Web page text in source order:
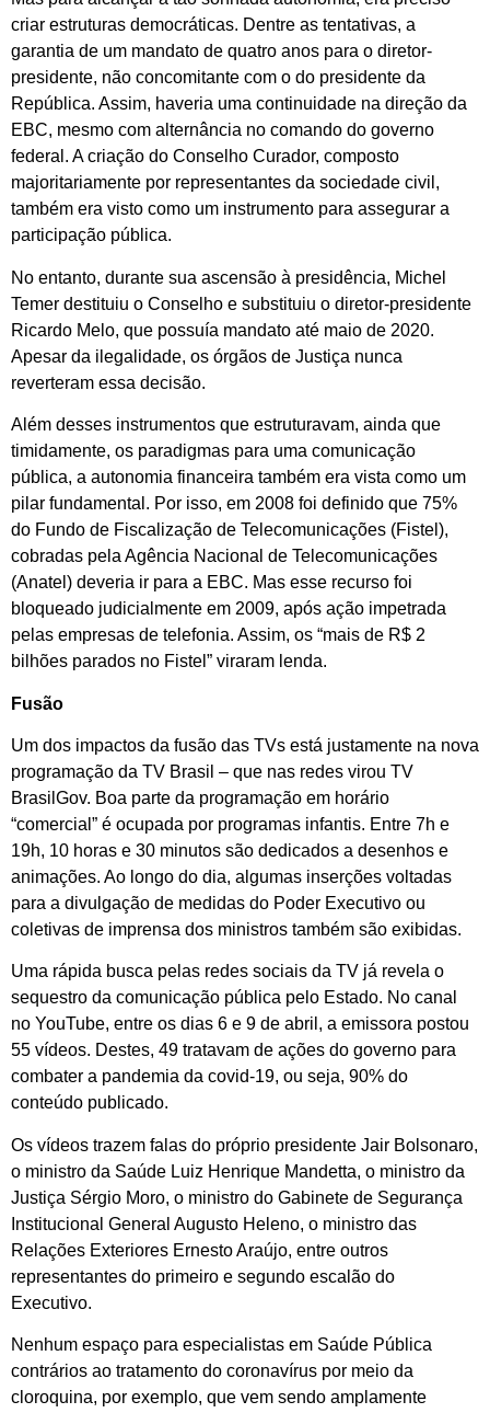
criar estruturas democráticas. Dentre as tentativas, a
garantia de um mandato de quatro anos para o diretor-
presidente, não concomitante com o do presidente da
República. Assim, haveria uma continuidade na direção da
EBC, mesmo com alternância no comando do governo
federal. A criação do Conselho Curador, composto
majoritariamente por representantes da sociedade civil,
também era visto como um instrumento para assegurar a
participação pública.
No entanto, durante sua ascensão à presidência, Michel
Temer destituiu o Conselho e substituiu o diretor-presidente
Ricardo Melo, que possuía mandato até maio de 2020.
Apesar da ilegalidade, os órgãos de Justiça nunca
reverteram essa decisão.
Além desses instrumentos que estruturavam, ainda que
timidamente, os paradigmas para uma comunicação
pública, a autonomia financeira também era vista como um
pilar fundamental. Por isso, em 2008 foi definido que 75%
do Fundo de Fiscalização de Telecomunicações (Fistel),
cobradas pela Agência Nacional de Telecomunicações
(Anatel) deveria ir para a EBC. Mas esse recurso foi
bloqueado judicialmente em 2009, após ação impetrada
pelas empresas de telefonia. Assim, os “mais de R$ 2
bilhões parados no Fistel” viraram lenda.
Fusão
Um dos impactos da fusão das TVs está justamente na nova
programação da TV Brasil – que nas redes virou TV
BrasilGov. Boa parte da programação em horário
“comercial” é ocupada por programas infantis. Entre 7h e
19h, 10 horas e 30 minutos são dedicados a desenhos e
animações. Ao longo do dia, algumas inserções voltadas
para a divulgação de medidas do Poder Executivo ou
coletivas de imprensa dos ministros também são exibidas.
Uma rápida busca pelas redes sociais da TV já revela o
sequestro da comunicação pública pelo Estado. No canal
no YouTube, entre os dias 6 e 9 de abril, a emissora postou
55 vídeos. Destes, 49 tratavam de ações do governo para
combater a pandemia da covid-19, ou seja, 90% do
conteúdo publicado.
Os vídeos trazem falas do próprio presidente Jair Bolsonaro,
o ministro da Saúde Luiz Henrique Mandetta, o ministro da
Justiça Sérgio Moro, o ministro do Gabinete de Segurança
Institucional General Augusto Heleno, o ministro das
Relações Exteriores Ernesto Araújo, entre outros
representantes do primeiro e segundo escalão do
Executivo.
Nenhum espaço para especialistas em Saúde Pública
contrários ao tratamento do coronavírus por meio da
cloroquina, por exemplo, que vem sendo amplamente